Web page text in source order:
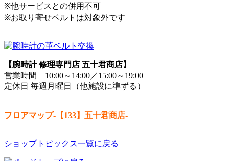
※他サービスとの併用不可
※お取り寄せベルトは対象外です
【腕時計 修理専門店 五十君商店】
営業時間 10:00～14:00／15:00～19:00
定休日 毎週月曜日（他施設に準ずる）
フロアマップ-【133】五十君商店-
ショップトピックス一覧に戻る